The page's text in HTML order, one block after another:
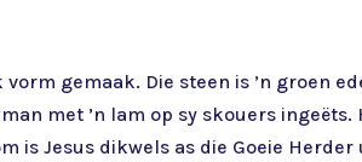
gemaak. Die steen is ’n groen
met ’n lam op sy skouers
is Jesus dikwels as die Goeie